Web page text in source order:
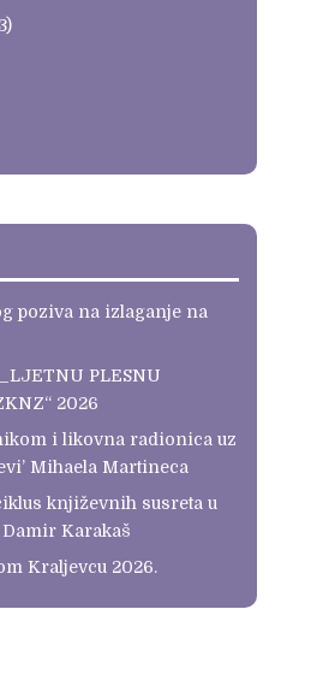
poziva na izlaganje na
PLESNU
2026
i likovna radionica uz
Mihaela Martineca
književnih susreta u
Karakaš
Kraljevcu 2026.